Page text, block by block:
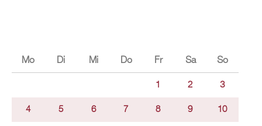
Mo Di Mi Do Fr Sa So
1 2 3
4 5 6 7 8 9 10